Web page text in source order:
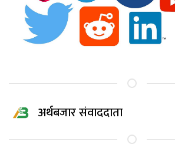
अर्थबजार संवाददाता